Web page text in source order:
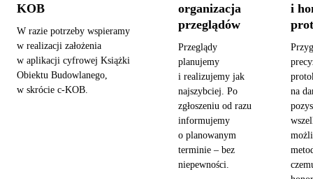
KOB
W razie potrzeby wspieramy
w realizacji założenia
w aplikacji cyfrowej Książki
Obiektu Budowlanego,
w skrócie c-KOB.
organizacja
przeglądów
Przeglądy
planujemy
i realizujemy jak
najszybciej. Po
zgłoszeniu od razu
informujemy
o planowanym
terminie – bez
niepewności.
i
na